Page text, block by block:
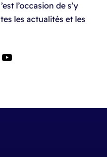
l’occasion de s’y
les actualités et les
YouTube